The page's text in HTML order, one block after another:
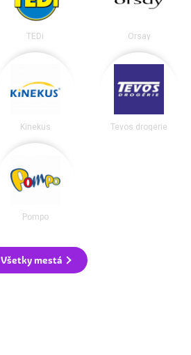
TEDi Orsay
Kinekus Tevos drogérie
Pompo
Všetky mestá